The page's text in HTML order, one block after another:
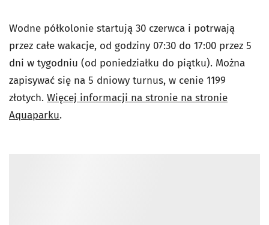
Wodne półkolonie startują 30 czerwca i potrwają
przez całe wakacje, od godziny 07:30 do 17:00 przez 5
dni w tygodniu (od poniedziałku do piątku). Można
zapisywać się na 5 dniowy turnus, w cenie 1199
złotych. Więcej informacji na stronie na stronie
Aquaparku.